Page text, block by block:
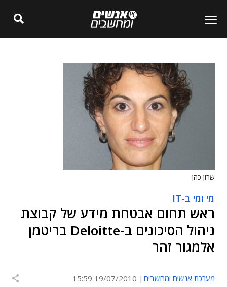
שרון כהן
מי ומי ב-IT
ראש תחום אבטחת מידע של קבוצת
ניהול הסיכונים ב-Deloitte בריטמן
אלמגור זהר
מערכת אנשים ומחשבים 19/07/2010 15:59